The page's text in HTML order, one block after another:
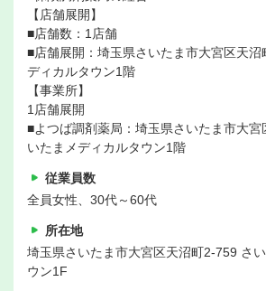
【店舗展開】
■店舗数：1店舗
■店舗展開：埼玉県さいたま市大宮区天沼
ディカルタウン1階
【事業所】
1店舗展開
■よつば調剤薬局：埼玉県さいたま市大
いたまメディカルタウン1階
従業員数
全員女性、30代～60代
所在地
埼玉県さいたま市大宮区天沼町2-759 さ
ウン1F